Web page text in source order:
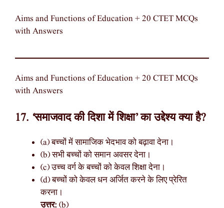
Aims and Functions of Education + 20 CTET MCQs
with Answers
Aims and Functions of Education + 20 CTET MCQs
with Answers
17. ‘समाजवाद की दिशा में शिक्षा’ का उद्देश्य क्या है?
(a) बच्चों में सामाजिक भेदभाव को बढ़ावा देना।
(b) सभी बच्चों को समान अवसर देना।
(c) उच्च वर्ग के बच्चों को केवल शिक्षा देना।
(d) बच्चों को केवल धन अर्जित करने के लिए प्रेरित
करना।
उत्तर: (b)